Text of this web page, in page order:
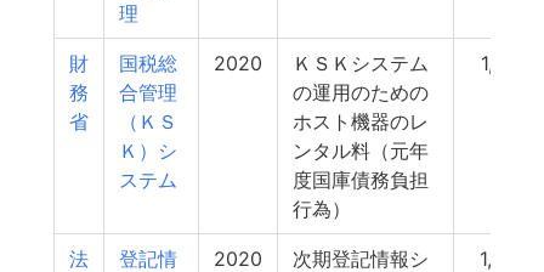
理
財
務
省
国税総
合管理
（ＫＳ
Ｋ）シ
ステム
2020
ＫＳＫシステム
の運用のための
ホスト機器のレ
ンタル料（元年
度国庫債務負担
行為）
1,757
法
登記情
2020
次期登記情報シ
1,670